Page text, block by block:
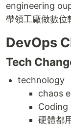
engineering
帶領工廠做數位
DevOps
Tech
technology
chaos
硬體都